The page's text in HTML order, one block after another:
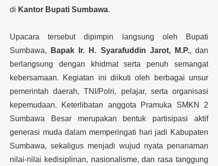
di Kantor Bupati Sumbawa.
Upacara tersebut dipimpin langsung oleh Bupati
Sumbawa,
Bapak Ir. H. Syarafuddin Jarot, M.P., dan
berlangsung dengan khidmat serta penuh semangat
kebersamaan. Kegiatan ini diikuti oleh berbagai unsur
pemerintah daerah, TNI/Polri, pelajar, serta organisasi
kepemudaan. Keterlibatan anggota Pramuka SMKN 2
Sumbawa Besar merupakan bentuk partisipasi aktif
generasi muda dalam memperingati hari jadi Kabupaten
Sumbawa, sekaligus menjadi wujud nyata penanaman
nilai-nilai kedisiplinan, nasionalisme, dan rasa tanggung